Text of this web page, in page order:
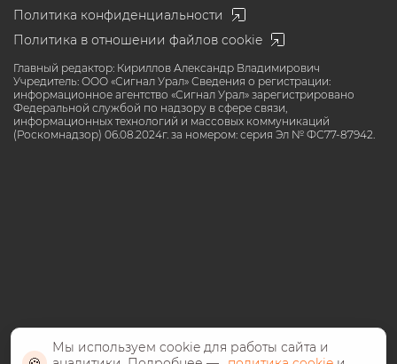
Политика конфиденциальности
Политика в отношении файлов cookie
Главный редактор: Кириллов Александр Владимирович
Учредитель: ООО «Сигнал Урал» Сведения о регистрации:
информационное агентство «Сигнал Урал» зарегистрировано
Федеральной службой по надзору в сфере связи,
информационных технологий и массовых коммуникаций
(Роскомнадзор) 06.08.2024г. за номером: серия Эл № ФС77-87942.
Мы используем cookie для работы сайта и